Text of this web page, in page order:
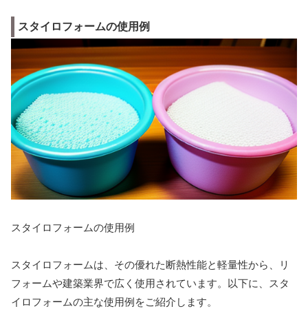
スタイロフォームの使用例
スタイロフォームの使用例
スタイロフォームは、その優れた断熱性能と軽量性から、リ
フォームや建築業界で広く使用されています。以下に、スタ
イロフォームの主な使用例をご紹介します。